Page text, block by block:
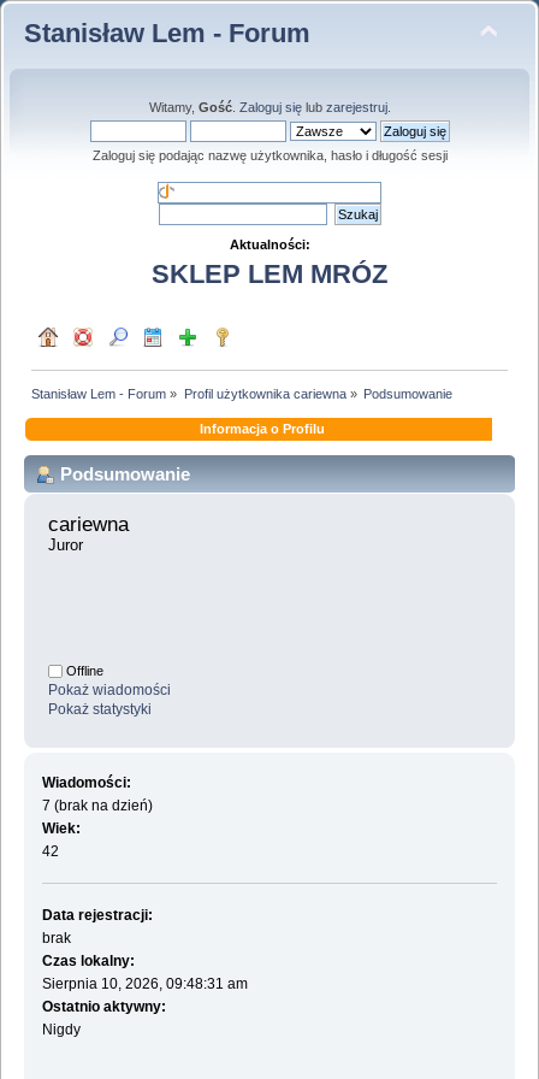
Stanisław Lem - Forum
Witamy, Gość. Zaloguj sięlub zarejestruj.
Zaloguj się podając nazwę użytkownika, hasło i długość sesji
Aktualności:
SKLEP LEM MRÓZ
Stanisław Lem - Forum » Profil użytkownika cariewna» Podsumowanie
Informacja o Profilu
Podsumowanie
cariewna
Juror
Offline
Pokaż wiadomości
Pokaż statystyki
Wiadomości:
7 (brak na dzień)
Wiek:
42
Data rejestracji:
brak
Czas lokalny:
Sierpnia 10, 2026, 09:48:31 am
Ostatnio aktywny:
Nigdy